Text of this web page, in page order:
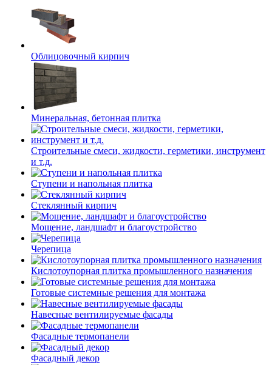
Облицовочный кирпич
Минеральная, бетонная плитка
Строительные смеси, жидкости, герметики, инструмент
и т.д.
Ступени и напольная плитка
Cтеклянный кирпич
Мощение, ландшафт и благоустройство
Черепица
Кислотоупорная плитка промышленного назначения
Готовые системные решения для монтажа
Навесные вентилируемые фасады
Фасадные термопанели
Фасадный декор